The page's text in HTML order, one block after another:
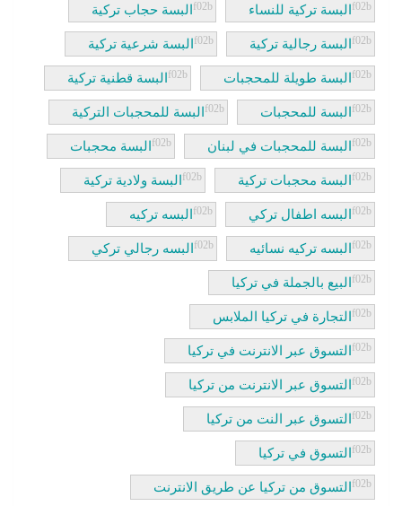
البسة تركية للنساء البسة حجاب تركية
البسة رجالية تركية البسة شرعية تركية
البسة طويلة للمحجبات البسة قطنية تركية
البسة للمحجبات البسة للمحجبات التركية
البسة للمحجبات في لبنان البسة محجبات
البسة محجبات تركية البسة ولادية تركية
البسه اطفال تركي البسه تركيه
البسه تركيه نسائيه البسه رجالي تركي
البيع بالجملة في تركيا
التجارة في تركيا الملابس
التسوق عبر الانترنت في تركيا
التسوق عبر الانترنت من تركيا
التسوق عبر النت من تركيا
التسوق في تركيا
التسوق من تركيا عن طريق الانترنت